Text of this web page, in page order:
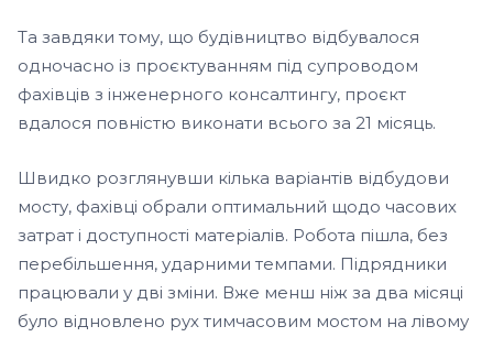
Та завдяки тому, що будівництво відбувалося
одночасно із проєктуванням під супроводом
фахівців з інженерного консалтингу, проєкт
вдалося повністю виконати всього за 21 місяць.
Швидко розглянувши кілька варіантів відбудови
мосту, фахівці обрали оптимальний щодо часових
затрат і доступності матеріалів. Робота пішла, без
перебільшення, ударними темпами. Підрядники
працювали у дві зміни. Вже менш ніж за два місяці
було відновлено рух тимчасовим мостом на лівому